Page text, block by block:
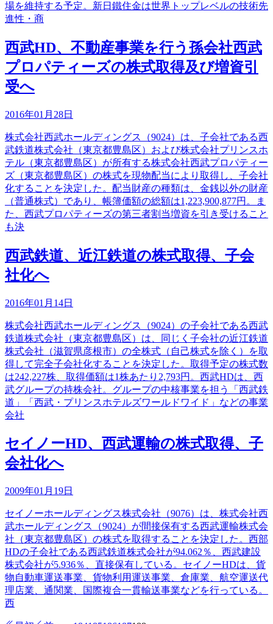
場を維持する予定。新日鐵住金は世界トップレベルの技術先
進性・商
西武HD、不動産事業を行う孫会社西武
プロパティーズの株式取得及び増資引
受へ
2016年01月28日
株式会社西武ホールディングス（9024）は、子会社である西
武鉄道株式会社（東京都豊島区）および株式会社プリンスホ
テル（東京都豊島区）が所有する株式会社西武プロパティー
ズ（東京都豊島区）の株式を現物配当により取得し、子会社
化することを決定した。配当財産の種類は、金銭以外の財産
（普通株式）であり、帳簿価額の総額は1,223,900,877円。ま
た、西武プロパティーズの第三者割当増資を引き受けること
も決
西武鉄道、近江鉄道の株式取得、子会
社化へ
2016年01月14日
株式会社西武ホールディングス（9024）の子会社である西武
鉄道株式会社（東京都豊島区）は、同じく子会社の近江鉄道
株式会社（滋賀県彦根市）の全株式（自己株式を除く）を取
得して完全子会社化することを決定した。取得予定の株式数
は242,227株、取得価額は1株あたり2,793円。西武HDは、西
武グループの持株会社。グループの中核事業を担う「西武鉄
道」「西武・プリンスホテルズワールドワイド」などの事業
会社
セイノーHD、西武運輸の株式取得、子
会社化へ
2009年01月19日
セイノーホールディングス株式会社（9076）は、株式会社西
武ホールディングス（9024）が間接保有する西武運輸株式会
社（東京都豊島区）の株式を取得することを決定した。西部
HDの子会社である西武鉄道株式会社が94.062％、西武建設
株式会社が5.936％、直接保有している。セイノーHDは、貨
物自動車運送事業、貨物利用運送事業、倉庫業、航空運送代
理店業、通関業、国際複合一貫輸送事業などを行っている。
西